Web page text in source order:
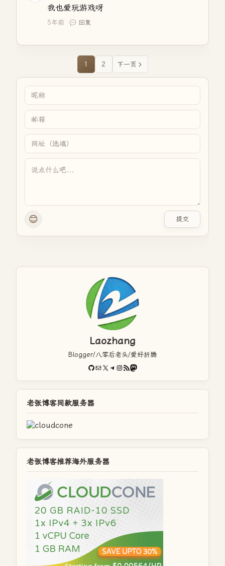
我也爱玩游戏呀
5年前 回复
1 2 下一页
😊 提交
Laozhang
Blogger/八零后老头/爱好折腾
GitHub
电子邮件X Telegram
Instagram
RSS FeedMastodon
老张博客同款服务器
老张博客推荐海外服务器